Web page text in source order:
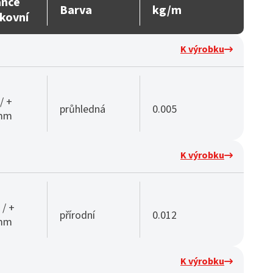
Barva kg/m
K výrobku
+
průhledná 0.005
K výrobku
/ +
přírodní 0.012
K výrobku